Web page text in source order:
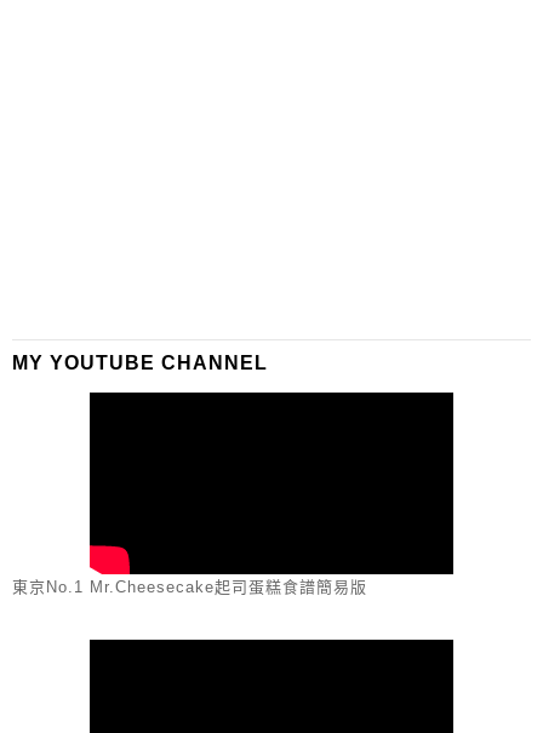
MY YOUTUBE CHANNEL
東京No.1 Mr.Cheesecake起司蛋糕食譜簡易版